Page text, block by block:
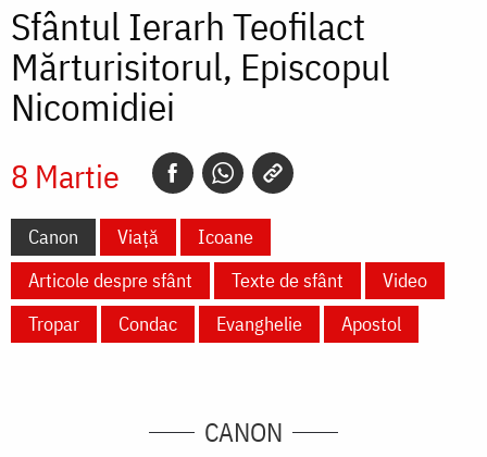
Sfântul Ierarh Teofilact
Mărturisitorul, Episcopul
Nicomidiei
8 Martie
Canon Viață
Icoane
Articole despre sfânt
Texte de sfânt
Video
Tropar
Condac Evanghelie Apostol
CANON